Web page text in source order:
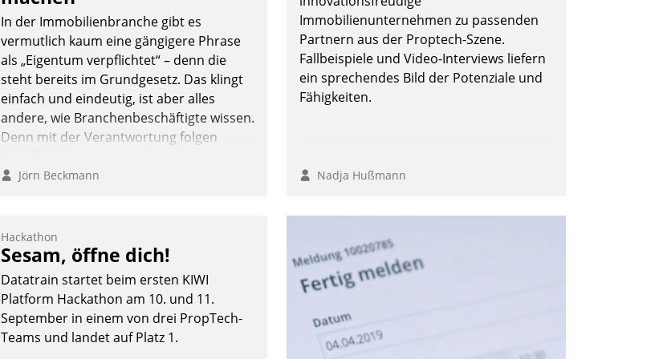
Andreas Lerchner
In der Immobilienbranche gibt es
vermutlich kaum eine gängigere Phrase
als „Eigentum verpflichtet“ – denn die
steht bereits im Grundgesetz. Das klingt
einfach und eindeutig, ist aber alles
andere, wie Branchenbeschäftigte wissen.
Denn mit der Verantwortung folgen
Jörn Beckmann
Immobilienunternehmen zu passenden
Partnern aus der Proptech-Szene.
Fallbeispiele und Video-Interviews liefern
ein sprechendes Bild der Potenziale und
Fähigkeiten.
Nadja Hußmann
Hackathon
Sesam, öffne dich!
Datatrain startet beim ersten KIWI
Platform Hackathon am 10. und 11.
September in einem von drei PropTech-
Teams und landet auf Platz 1.